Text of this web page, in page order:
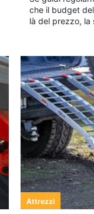
che il budget
là del prezzo, la
Attrezzi